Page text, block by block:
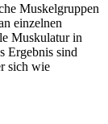
Muskelgruppen
einzelnen
Muskulatur in
Ergebnis sind
sich wie